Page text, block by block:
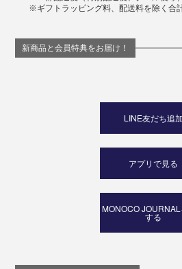
※ギフトラッピング料、配送料を除く合
新商品と会員特典をお届け！
LINE友だち追加
アプリで見る
MONOCO
する